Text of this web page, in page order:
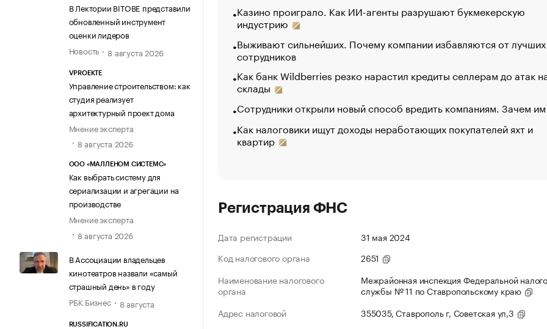
В Лектории BITOBE представили
обновленный инструмент
оценки лидеров
Новость
8 августа 2026
VPROEKTE
Управление строительством: как
студия реализует
архитектурный проект дома
Мнение эксперта
8 августа 2026
ООО «МАЛЛЕНОМ СИСТЕМС»
Как выбрать систему для
сериализации и агрегации на
производстве
Мнение эксперта
8 августа 2026
В Ассоциации владельцев
кинотеатров назвали «самый
страшный день» в году
РБК Бизнес
8 августа
RUSSIFICATION.RU
Казино проиграло. Как ИИ-агенты разрушают букмекерскую
индустрию
Выживают сильнейших. Почему компании избавляются от лучших
сотрудников
Как банк Wildberries резко нарастил кредиты селлерам до атак
склады
Сотрудники открыли новый способ вредить компаниям. Зачем
Как налоговики ищут доходы неработающих покупателей яхт и
квартир
Регистрация ФНС
Дата регистрации
31 мая 2024
Код налогового органа
2651
Наименование налогового
органа
Межрайонная инспекция Федеральной
службы № 11 по Ставропольскому краю
Адрес налоговой
355035, Ставрополь г, Советская ул,3